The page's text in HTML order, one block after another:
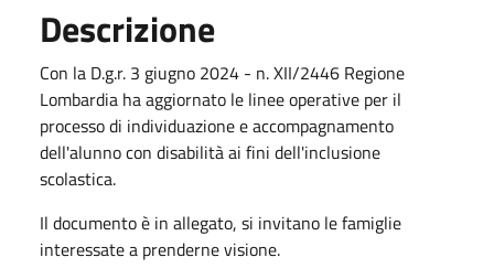
Descrizione
Con la D.g.r. 3 giugno 2024 - n. XII/2446 Regione
Lombardia ha aggiornato le linee operative per il
processo di individuazione e accompagnamento
dell'alunno con disabilità ai fini dell'inclusione
scolastica.
Il documento è in allegato, si invitano le famiglie
interessate a prenderne visione.